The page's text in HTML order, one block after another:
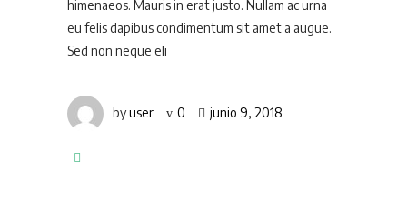
himenaeos. Mauris in erat justo. Nullam ac urna
eu felis dapibus condimentum sit amet a augue.
Sed non neque eli
byuser 0 junio 9, 2018